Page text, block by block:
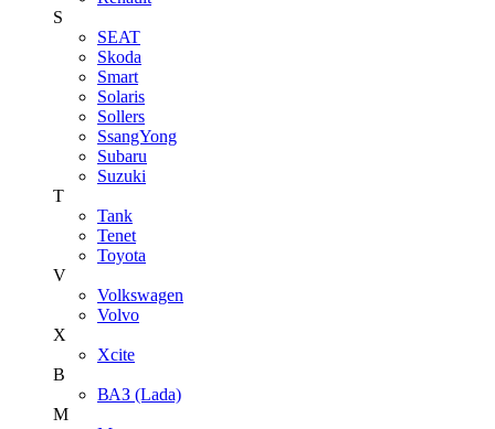
S
SEAT
Skoda
Smart
Solaris
Sollers
SsangYong
Subaru
Suzuki
T
Tank
Tenet
Toyota
V
Volkswagen
Volvo
X
Xcite
В
ВАЗ (Lada)
М